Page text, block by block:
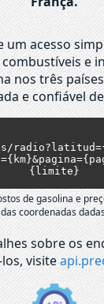
um acesso
e
nos três
e confiável
{limite}
de gasolina e
das coordenadas
sobre os
visite